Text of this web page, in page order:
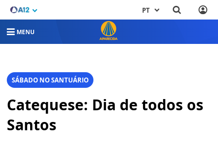
PT
MENU
SÁBADO NO SANTUÁRIO
Catequese: Dia de todos os
Santos